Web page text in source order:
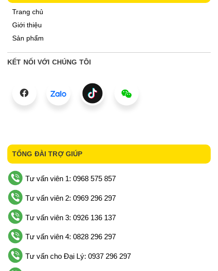
Trang chủ
Giới thiệu
Sản phẩm
KẾT NỐI VỚI CHÚNG TÔI
TỔNG ĐÀI TRỢ GIÚP
Tư vấn viên 1: 0968 575 857
Tư vấn viên 2: 0969 296 297
Tư vấn viên 3: 0926 136 137
Tư vấn viên 4: 0828 296 297
Tư vấn cho Đại Lý: 0937 296 297